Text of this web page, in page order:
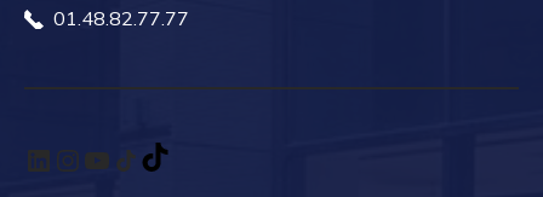
01.48.82.77.77
LinkedIn
Instagram
YouTube
TikTok